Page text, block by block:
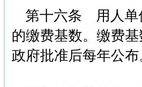
第十六条 用人单
的缴费基数。缴费
政府批准后每年公布